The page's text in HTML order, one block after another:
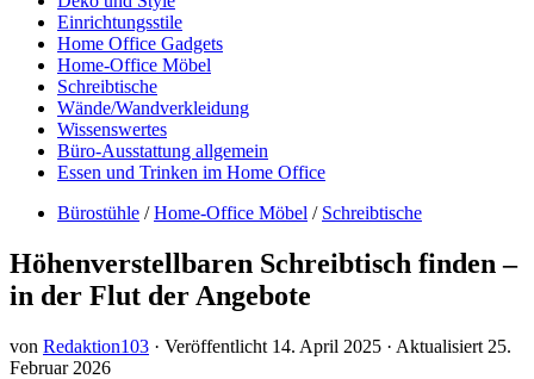
Einrichtungsstile
Home Office Gadgets
Home-Office Möbel
Schreibtische
Wände/Wandverkleidung
Wissenswertes
Büro-Ausstattung allgemein
Essen und Trinken im Home Office
Bürostühle / Home-Office Möbel / Schreibtische
Höhenverstellbaren Schreibtisch finden –
in der Flut der Angebote
von Redaktion103 · Veröffentlicht 14. April 2025 · Aktualisiert 25.
Februar 2026